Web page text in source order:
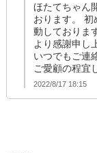
ほたてちゃん
おります。
動しておりま
より感謝申し
いつでもご連
ご愛顧の程宜
2022/8/17 18:15